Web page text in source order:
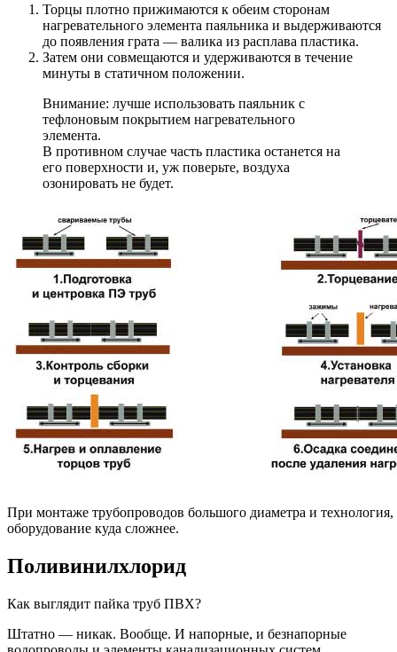
Торцы плотно прижимаются к обеим сторонам
нагревательного элемента паяльника и выдерживаются
до появления грата — валика из расплава пластика.
Затем они совмещаются и удерживаются в течение
минуты в статичном положении.
Внимание: лучше использовать паяльник с
тефлоновым покрытием нагревательного
элемента.
В противном случае часть пластика останется на
его поверхности и, уж поверьте, воздуха
озонировать не будет.
При монтаже трубопроводов большого диаметра и технология,
оборудование куда сложнее.
Поливинилхлорид
Как выглядит пайка труб ПВХ?
Штатно — никак. Вообще. И напорные, и безнапорные